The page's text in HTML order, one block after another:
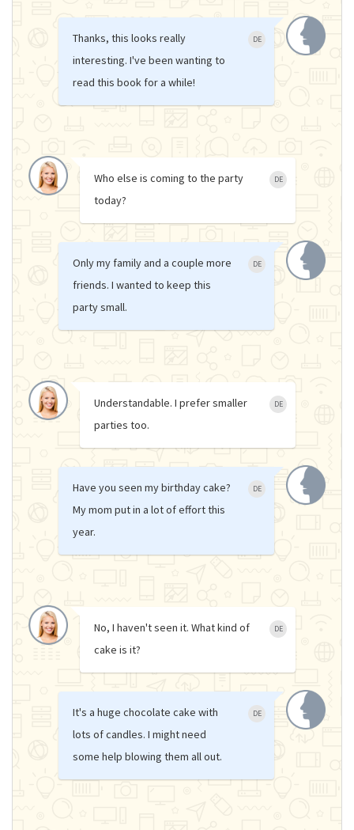
Thanks, this looks really
interesting. I've been wanting to
read this book for a while!
DE
Who else is coming to the party
today?
DE
Only my family and a couple more
friends. I wanted to keep this
party small.
DE
Understandable. I prefer smaller
parties too.
DE
Have you seen my birthday cake?
My mom put in a lot of effort this
year.
DE
No, I haven't seen it. What kind of
cake is it?
DE
It's a huge chocolate cake with
lots of candles. I might need
some help blowing them all out.
DE